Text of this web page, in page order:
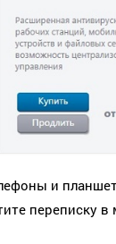
и
переписку